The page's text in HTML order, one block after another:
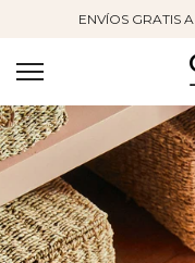
contenido
ENVÍOS GRATIS